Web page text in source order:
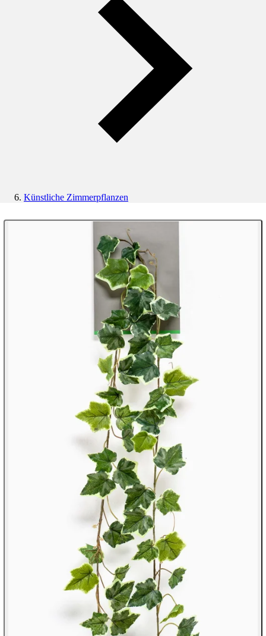
Künstliche Zimmerpflanzen